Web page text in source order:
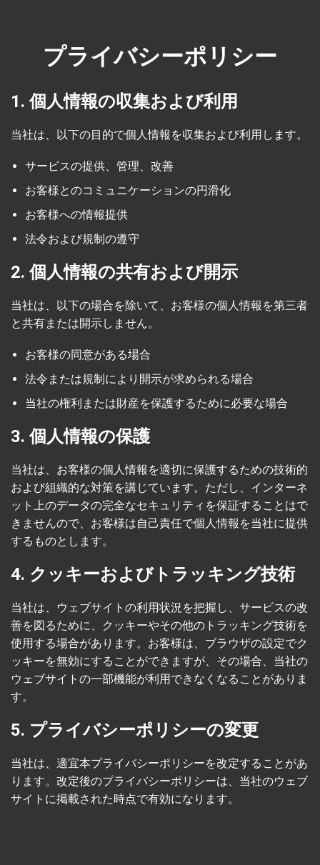
プライバシーポリシー
1. 個人情報の収集および利用
当社は、以下の目的で個人情報を収集および利用します。
サービスの提供、管理、改善
お客様とのコミュニケーションの円滑化
お客様への情報提供
法令および規制の遵守
2. 個人情報の共有および開示
当社は、以下の場合を除いて、お客様の個人情報を第三者
と共有または開示しません。
お客様の同意がある場合
法令または規制により開示が求められる場合
当社の権利または財産を保護するために必要な場合
3. 個人情報の保護
当社は、お客様の個人情報を適切に保護するための技術的
および組織的な対策を講じています。ただし、インターネ
ット上のデータの完全なセキュリティを保証することはで
きませんので、お客様は自己責任で個人情報を当社に提供
するものとします。
4. クッキーおよびトラッキング技術
当社は、ウェブサイトの利用状況を把握し、サービスの改
善を図るために、クッキーやその他のトラッキング技術を
使用する場合があります。お客様は、ブラウザの設定でク
ッキーを無効にすることができますが、その場合、当社の
ウェブサイトの一部機能が利用できなくなることがありま
す。
5. プライバシーポリシーの変更
当社は、適宜本プライバシーポリシーを改定することがあ
ります。改定後のプライバシーポリシーは、当社のウェブ
サイトに掲載された時点で有効になります。